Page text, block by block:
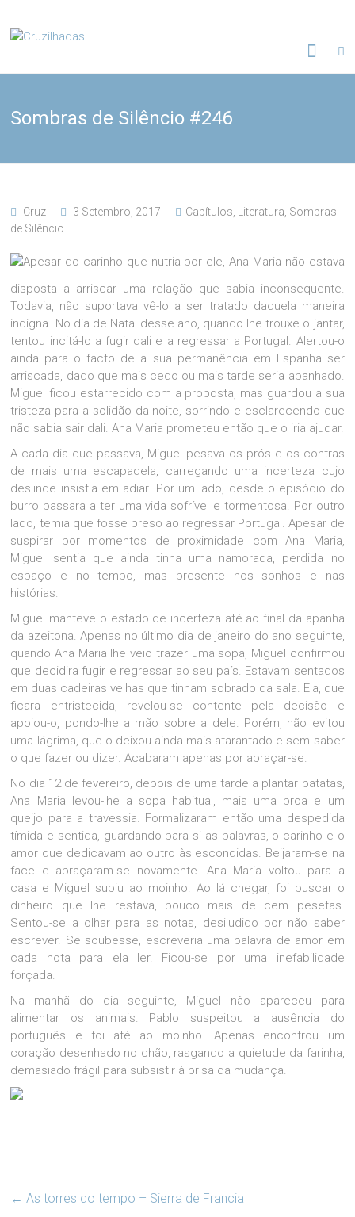
content
Cruzilhadas
Sombras de Silêncio #246
Cruz 3 Setembro, 2017 Capítulos Literatura Sombras
de Silêncio
Apesar do carinho que nutria por ele, Ana Maria não estava
disposta a arriscar uma relação que sabia inconsequente.
Todavia, não suportava vê-lo a ser tratado daquela maneira
indigna. No dia de Natal desse ano, quando lhe trouxe o jantar,
tentou incitá-lo a fugir dali e a regressar a Portugal. Alertou-o
ainda para o facto de a sua permanência em Espanha ser
arriscada, dado que mais cedo ou mais tarde seria apanhado.
Miguel ficou estarrecido com a proposta, mas guardou a sua
tristeza para a solidão da noite, sorrindo e esclarecendo que
não sabia sair dali. Ana Maria prometeu então que o iria ajudar.
A cada dia que passava, Miguel pesava os prós e os contras
de mais uma escapadela, carregando uma incerteza cujo
deslinde insistia em adiar. Por um lado, desde o episódio do
burro passara a ter uma vida sofrível e tormentosa. Por outro
lado, temia que fosse preso ao regressar Portugal. Apesar de
suspirar por momentos de proximidade com Ana Maria,
Miguel sentia que ainda tinha uma namorada, perdida no
espaço e no tempo, mas presente nos sonhos e nas
histórias.
Miguel manteve o estado de incerteza até ao final da apanha
da azeitona. Apenas no último dia de janeiro do ano seguinte,
quando Ana Maria lhe veio trazer uma sopa, Miguel confirmou
que decidira fugir e regressar ao seu país. Estavam sentados
em duas cadeiras velhas que tinham sobrado da sala. Ela, que
ficara entristecida, revelou-se contente pela decisão e
apoiou-o, pondo-lhe a mão sobre a dele. Porém, não evitou
uma lágrima, que o deixou ainda mais atarantado e sem saber
o que fazer ou dizer. Acabaram apenas por abraçar-se.
No dia 12 de fevereiro, depois de uma tarde a plantar batatas,
Ana Maria levou-lhe a sopa habitual, mais uma broa e um
queijo para a travessia. Formalizaram então uma despedida
tímida e sentida, guardando para si as palavras, o carinho e o
amor que dedicavam ao outro às escondidas. Beijaram-se na
face e abraçaram-se novamente. Ana Maria voltou para a
casa e Miguel subiu ao moinho. Ao lá chegar, foi buscar o
dinheiro que lhe restava, pouco mais de cem pesetas.
Sentou-se a olhar para as notas, desiludido por não saber
escrever. Se soubesse, escreveria uma palavra de amor em
cada nota para ela ler. Ficou-se por uma inefabilidade
forçada.
Na manhã do dia seguinte, Miguel não apareceu para
alimentar os animais. Pablo suspeitou a ausência do
português e foi até ao moinho. Apenas encontrou um
coração desenhado no chão, rasgando a quietude da farinha,
demasiado frágil para subsistir à brisa da mudança.
← As torres do tempo – Sierra de Francia